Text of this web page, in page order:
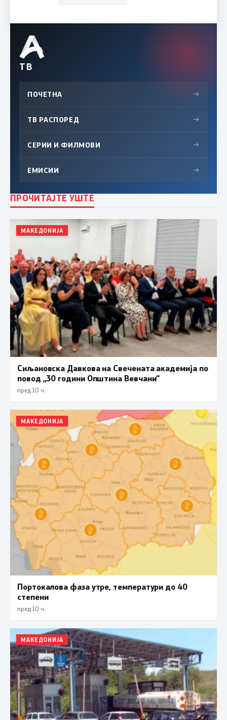
ТВ
ПОЧЕТНА →
ТВ РАСПОРЕД →
СЕРИИ И ФИЛМОВИ →
ЕМИСИИ →
ПРОЧИТАЈТЕ УШТЕ
МАКЕДОНИЈА
Сиљановска Давкова на Свечената академија по
повод „30 години Општина Вевчани“
пред 10 ч.
МАКЕДОНИЈА
Портокалова фаза утре, температури до 40
степени
пред 10 ч.
МАКЕДОНИЈА